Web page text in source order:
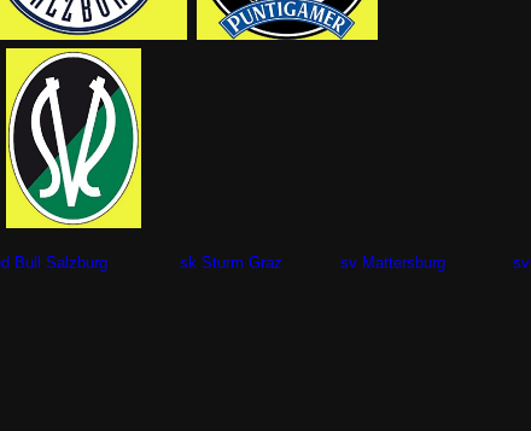
Bull Salzburg sk Sturm Graz sv Mattersburg sv